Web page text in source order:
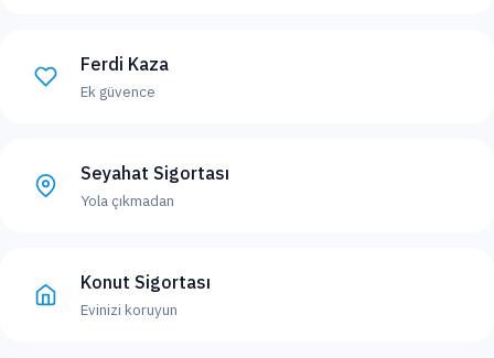
Ferdi Kaza
Ek güvence
Seyahat Sigortası
Yola çıkmadan
Konut Sigortası
Evinizi koruyun